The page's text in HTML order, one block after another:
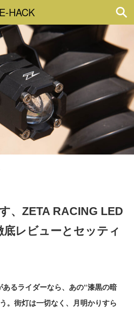
HACK
、ZETA RACING LED
レビューとセッティ
るライダーなら、あの“漆黒の暗
。街灯は一切なく、月明かりすら